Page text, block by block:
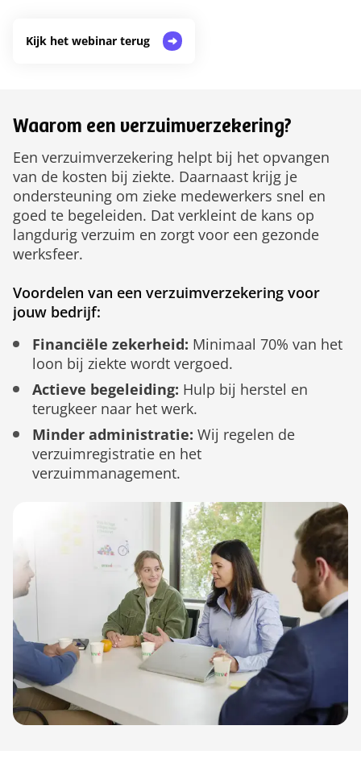
Kijk het webinar terug
Waarom een verzuimverzekering?
Een verzuimverzekering helpt bij het opvangen
van de kosten bij ziekte. Daarnaast krijg je
ondersteuning om zieke medewerkers snel en
goed te begeleiden. Dat verkleint de kans op
langdurig verzuim en zorgt voor een gezonde
werksfeer.
Voordelen van een verzuimverzekering voor
jouw bedrijf:
Financiële zekerheid: Minimaal 70% van het
loon bij ziekte wordt vergoed.
Actieve begeleiding: Hulp bij herstel en
terugkeer naar het werk.
Minder administratie: Wij regelen de
verzuimregistratie en het
verzuimmanagement.